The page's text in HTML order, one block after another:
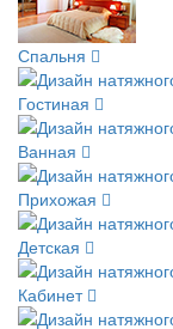
Спальня
Гостиная
Ванная
Прихожая
Детская
Кабинет